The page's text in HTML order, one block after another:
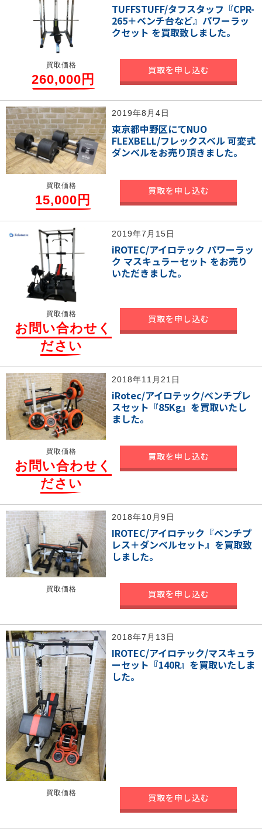
TUFFSTUFF/タフスタッフ『CPR-
265＋ベンチ台など』パワーラッ
クセット を買取致しました。
買取価格
260,000円
買取を申し込む
2019年8月4日
東京都中野区にてNUO
FLEXBELL/フレックスベル 可変式
ダンベルをお売り頂きました。
買取価格
15,000円
買取を申し込む
2019年7月15日
iROTEC/アイロテック パワーラッ
ク マスキュラーセット をお売り
いただきました。
買取価格
お問い合わせく
ださい
買取を申し込む
2018年11月21日
iRotec/アイロテック/ベンチプレ
スセット『85Kg』を買取いたし
ました。
買取価格
お問い合わせく
ださい
買取を申し込む
2018年10月9日
IROTEC/アイロテック『ベンチプ
レス＋ダンベルセット』を買取致
しました。
買取価格 買取を申し込む
2018年7月13日
IROTEC/アイロテック/マスキュラ
ーセット『140R』を買取いたしま
した。
買取価格 買取を申し込む